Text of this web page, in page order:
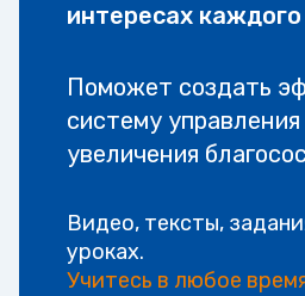
интересах каждого
Поможет создать
систему
увеличения
Видео, тексты,
уроках.
Учитесь в любое